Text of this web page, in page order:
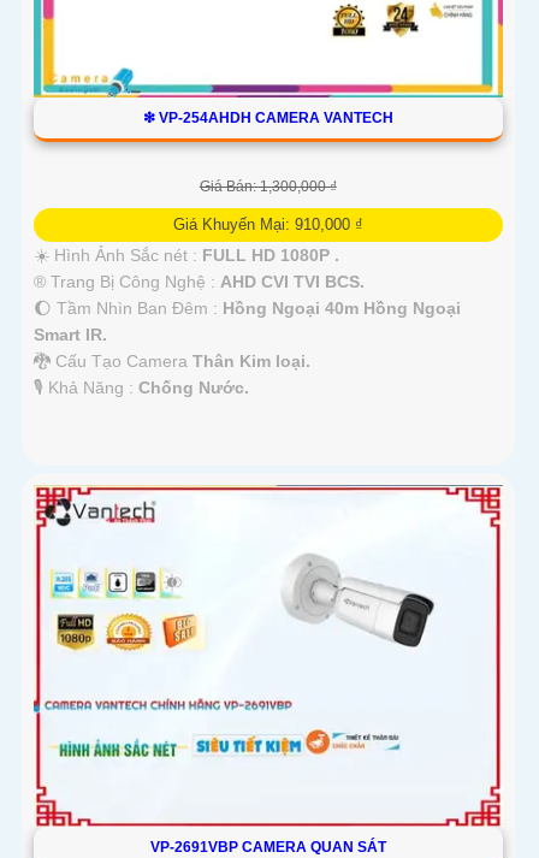
❇ VP-254AHDH CAMERA VANTECH
Giá Bán: 1,300,000 ₫
Giá Khuyến Mại: 910,000 ₫
☀️ Hình Ảnh Sắc nét : FULL HD 1080P .
®️ Trang Bị Công Nghệ : AHD CVI TVI BCS.
🌔 Tầm Nhìn Ban Đêm : Hồng Ngoại 40m Hồng Ngoại
Smart IR.
🐉️ Cấu Tạo Camera Thân Kim loại.
️🎙 Khả Năng : Chống Nước.
VP-2691VBP CAMERA QUAN SÁT